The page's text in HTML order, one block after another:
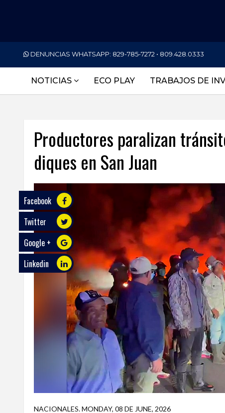
DENUNCIAS WHATSAPP: 829-785-7272 • 809.428.0333
NOTICIAS ECO PLAY TRABAJOS DE
NACIONALES
ECONOMÍA
DEPORTES
SALUD
TECNOLOGÍA
ECO
PLAY
TRABAJOS
INVESTIGACIÓN
SANTIAGO
Productores paralizan
diques en San Juan
Facebook
Twitter
Google +
Linkedin
NACIONALES.MONDAY, 08 DE JUNE, 2026